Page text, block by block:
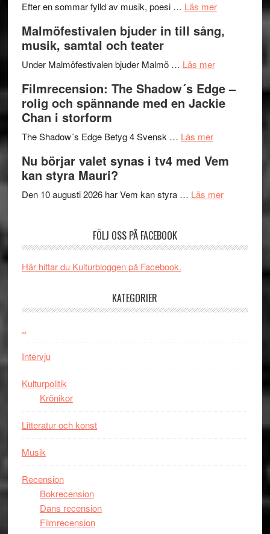
genrens
terräng
på
Efter en sommar fylld av musik, poesi … Läs merom
Endre,
Roland
Pöntinen
Artipelag
Malmöfestivalen bjuder in till sång,
musik, samtal och teater
Under Malmöfestivalen bjuder Malmö … Läs merom
bjuder
in
samtal
teater
Filmrecension: The Shadow´s Edge –
rolig och spännande med en Jackie
Chan i storform
The Shadow´s Edge Betyg 4 Svensk … Läs merom
The
´s
och
Jackie
Nu börjar valet synas i tv4 med Vem
kan styra Mauri?
Den 10 augusti 2026 har Vem kan styra … Läs merom
synas
Vem
FÖLJ OSS PÅ FACEBOOK
Här hittar du Kulturbloggen på Facebook.
KATEGORIER
..
Intervju
Kulturpolitik
Krönikor
Litteratur och konst
Musik
Recension
Bokrecension
Dans recension
Filmrecension